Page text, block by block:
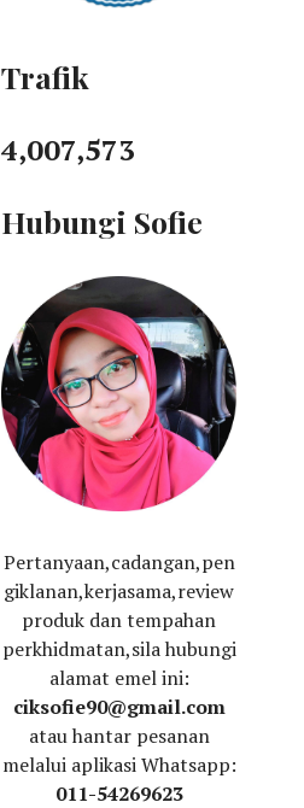
Trafik
4,007,573
Hubungi Sofie
Pertanyaan,cadangan,pen
giklanan,kerjasama,review
produk dan tempahan
perkhidmatan,sila hubungi
alamat emel ini:
ciksofie90@gmail.com
atau hantar pesanan
melalui aplikasi Whatsapp:
011-54269623